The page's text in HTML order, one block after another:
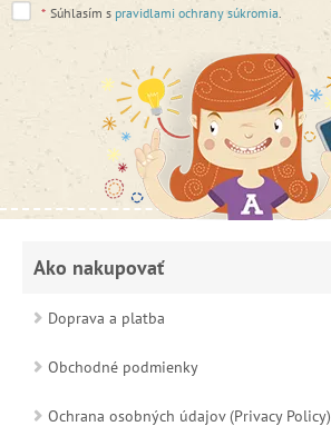
* Súhlasím s pravidlami ochrany súkromia
Ako nakupovať
Doprava a platba
Obchodné podmienky
Ochrana osobných údajov (Privacy Policy)